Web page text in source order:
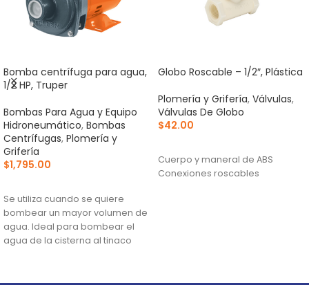
Bomba centrífuga para agua,
1/2 HP, Truper
Bombas Para Agua y Equipo
Hidroneumático, Bombas
Centrífugas, Plomería y
Grifería
$1,795.00
Se utiliza cuando se quiere
bombear un mayor volumen de
agua. Ideal para bombear el
agua de la cisterna al tinaco
Globo Roscable – 1/2″, Plástica
Plomería y Grifería, Válvulas,
Válvulas De Globo
$42.00
Cuerpo y maneral de ABS
Conexiones roscables